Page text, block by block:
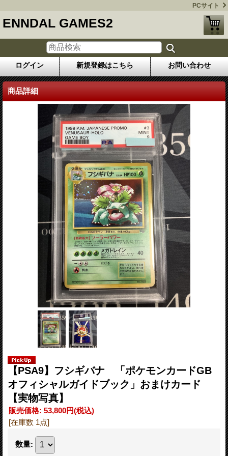
PCサイト
ENNDAL GAMES2
ログイン 新規登録はこちら お問い合わせ
商品詳細
【PSA9】フシギバナ 「ポケモンカードGB
オフィシャルガイドブック」おまけカード
【実物写真】
販売価格: 53,800円(税込)
[在庫数 1点]
数量: